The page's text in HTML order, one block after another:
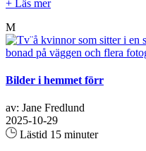
+ Läs mer
M
Bilder i hemmet förr
av: Jane Fredlund
2025-10-29
Lästid 15 minuter